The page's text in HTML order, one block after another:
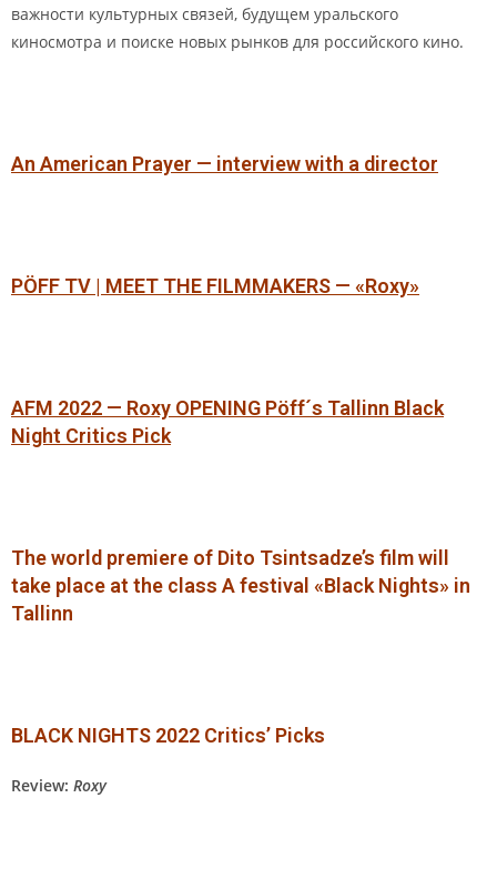
важности культурных связей, будущем уральского
киносмотра и поиске новых рынков для российского кино.
An American Prayer — interview with a director
PÖFF TV | MEET THE FILMMAKERS — «Roxy»
AFM 2022 — Roxy OPENING Pöff´s Tallinn Black
Night Critics Pick
The world premiere of Dito Tsintsadze’s film will
take place at the class A festival «Black Nights» in
Tallinn
BLACK NIGHTS 2022 Critics’ Picks
Review: Roxy